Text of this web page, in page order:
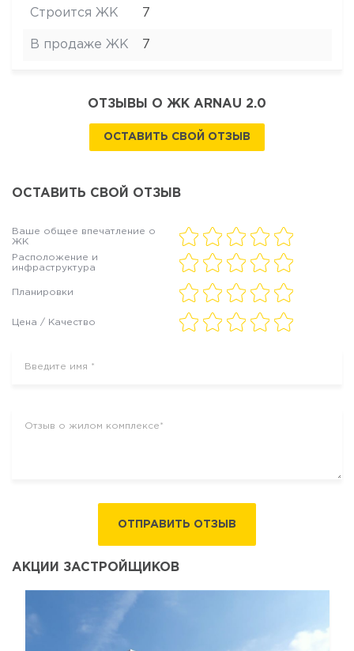
Строится ЖК 7
В продаже ЖК 7
ОТЗЫВЫ О ЖК ARNAU 2.0
ОСТАВИТЬ СВОЙ ОТЗЫВ
ОСТАВИТЬ СВОЙ ОТЗЫВ
Ваше общее впечатление о
ЖК
Расположение и
инфраструктура
Планировки
Цена / Качество
ОТПРАВИТЬ ОТЗЫВ
АКЦИИ ЗАСТРОЙЩИКОВ